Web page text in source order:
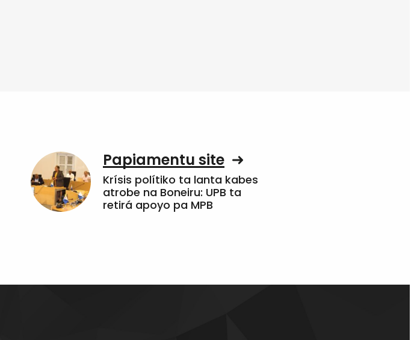
Papiamentu site
Krísis polítiko ta lanta kabes
atrobe na Boneiru: UPB ta
retirá apoyo pa MPB